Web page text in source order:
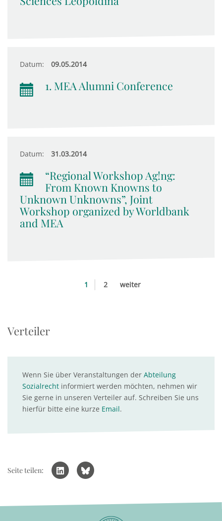
Datum: 09.05.2014
1. MEA Alumni Conference
Datum: 31.03.2014
“Regional Workshop Ag!ng:
From Known Knowns to
Unknown Unknowns”, Joint
Workshop organized by Worldbank
and MEA
1 2 weiter
Verteiler
Wenn Sie über Veranstaltungen der Abteilung
Sozialrecht informiert werden möchten, nehmen wir
Sie gerne in unseren Verteiler auf. Schreiben Sie uns
hierfür bitte eine kurze Email.
Seite teilen: